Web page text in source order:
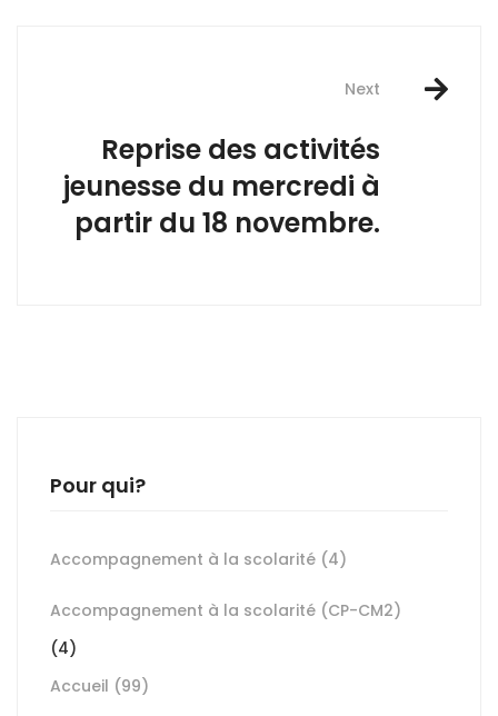
Next
Reprise des activités
jeunesse du mercredi à
partir du 18 novembre.
Pour qui?
Accompagnement à la scolarité (4)
Accompagnement à la scolarité (CP-CM2)
(4)
Accueil (99)